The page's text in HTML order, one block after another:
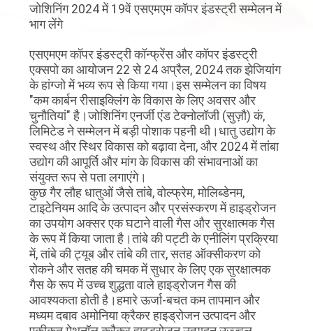
संपर्क
समाचार
मामले
उद्धरण
मांगें
NEWS
साइटमैप
जोशिनिंग 2024 में 19वें एसएमएम कॉपर इंडस्ट्री सम्मेलन में
भाग लेंगे
एसएमएम कॉपर इंडस्ट्री कॉन्फ्रेंस और कॉपर इंडस्ट्री
एक्सपो का आयोजन 22 से 24 अप्रैल, 2024 तक झेजियांग
के हांग्जो में भव्य रूप से किया गया।इस सम्मेलन का विषय
"कम कार्बन रीसाइक्लिंग के विकास के लिए अवसर और
चुनौतियां" है।जोशिनिंग एनर्जी एंड टेक्नोलॉजी (सुज़ौ) कं,
लिमिटेड ने सम्मेलन में बड़ी पोशाक पहनी थी।धातु उद्योग के
स्वस्थ और स्थिर विकास को बढ़ावा देना, और 2024 में तांबा
उद्योग की आपूर्ति और मांग के विकास की संभावनाओं का
संयुक्त रूप से पता लगाएंगे।
कुछ गैर लौह धातुओं जैसे तांबे, वोल्फ्रेम, मोलिब्डेनम,
टाइटेनियम आदि के उत्पादन और प्रसंस्करण में हाइड्रोजन
का उपयोग अक्सर एक घटाने वाली गैस और सुरक्षात्मक गैस
के रूप में किया जाता है।तांबे की पट्टी के एनीलिंग प्रक्रिया
में, तांबे की ट्यूब और तांबे की तार, सतह ऑक्सीकरण को
रोकने और सतह की चमक में सुधार के लिए एक सुरक्षात्मक
गैस के रूप में उच्च शुद्धता वाले हाइड्रोजन गैस की
आवश्यकता होती है।हमारे ऊर्जा-बचत कम तापमान और
मध्यम दबाव अमोनिया क्रैकर हाइड्रोजन उत्पादन और